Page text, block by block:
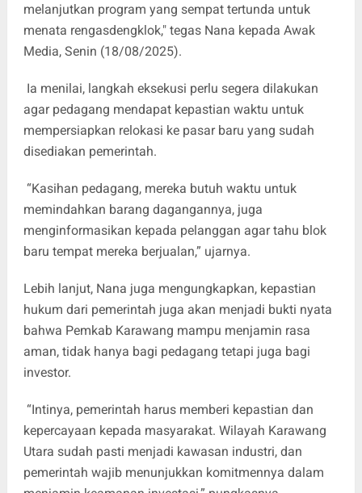
melanjutkan program yang sempat tertunda untuk
menata rengasdengklok," tegas Nana kepada Awak
Media, Senin (18/08/2025).
Ia menilai, langkah eksekusi perlu segera dilakukan
agar pedagang mendapat kepastian waktu untuk
mempersiapkan relokasi ke pasar baru yang sudah
disediakan pemerintah.
“Kasihan pedagang, mereka butuh waktu untuk
memindahkan barang dagangannya, juga
menginformasikan kepada pelanggan agar tahu blok
baru tempat mereka berjualan,” ujarnya.
Lebih lanjut, Nana juga mengungkapkan, kepastian
hukum dari pemerintah juga akan menjadi bukti nyata
bahwa Pemkab Karawang mampu menjamin rasa
aman, tidak hanya bagi pedagang tetapi juga bagi
investor.
“Intinya, pemerintah harus memberi kepastian dan
kepercayaan kepada masyarakat. Wilayah Karawang
Utara sudah pasti menjadi kawasan industri, dan
pemerintah wajib menunjukkan komitmennya dalam